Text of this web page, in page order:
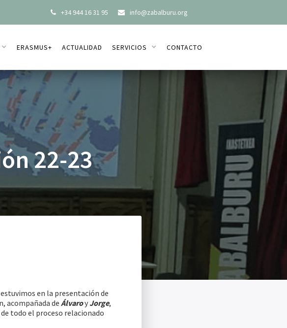
 +34 944 16 31 95  info@zabalburu.org
ERASMUS+ ACTUALIDAD SERVICIOS CONTACTO
22-23
en la presentación de
acompañada de ÁlvaroyJorge,
todo el proceso relacionado